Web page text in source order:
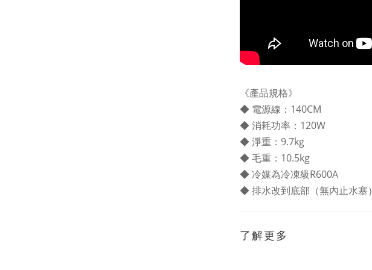
《產品規格》
◆ 電源線：140CM
◆ 消耗功率：120W
◆ 淨重：9.7kg
◆ 毛重：10.5kg
◆ 冷媒為冷凍級R600A
◆ 排水改到底部（無內止水塞）
了解更多